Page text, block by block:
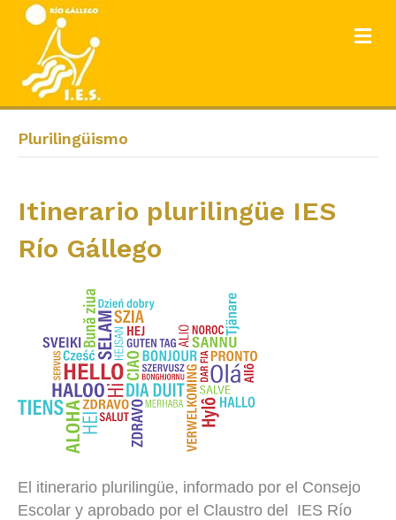
Plurilingüismo
Itinerario plurilingüe IES
Río Gállego
El itinerario plurilingüe, informado por el Consejo
Escolar y aprobado por el Claustro del IES Río